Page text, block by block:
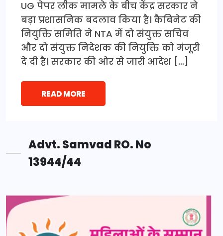
UG पेपर लीक मामले के बीच केंद्र सरकार ने
बड़ा प्रशासनिक बदलाव किया है। कैबिनेट की
नियुक्ति समिति ने NTA में दो संयुक्त सचिव
और दो संयुक्त निदेशक की नियुक्ति को मंजूरी
दे दी है। सरकार की ओर से जारी आदेश […]
READ MORE
Advt. Samvad RO. No
13944/44